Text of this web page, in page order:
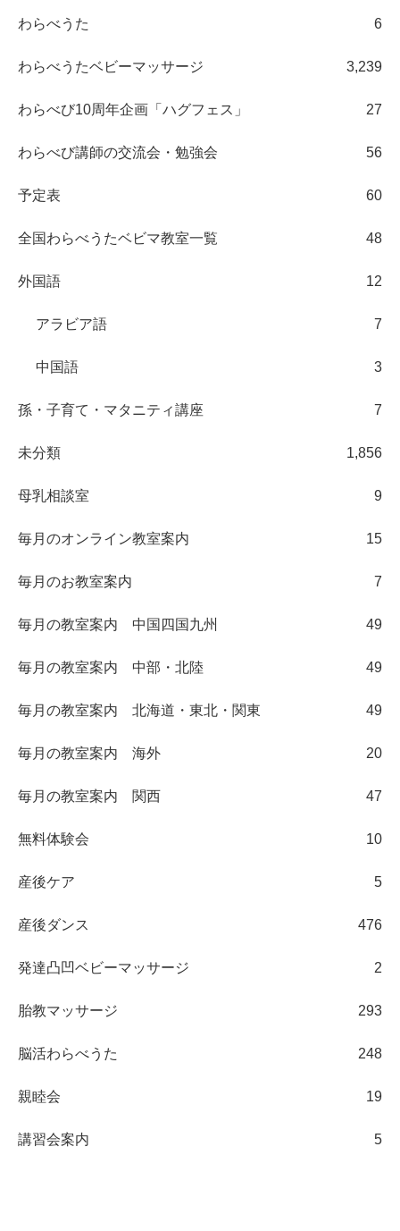
わらべうた 6
わらべうたベビーマッサージ 3,239
わらべび10周年企画「ハグフェス」 27
わらべび講師の交流会・勉強会 56
予定表 60
全国わらべうたベビマ教室一覧 48
外国語 12
アラビア語 7
中国語 3
孫・子育て・マタニティ講座 7
未分類 1,856
母乳相談室 9
毎月のオンライン教室案内 15
毎月のお教室案内 7
毎月の教室案内 中国四国九州 49
毎月の教室案内 中部・北陸 49
毎月の教室案内 北海道・東北・関東 49
毎月の教室案内 海外 20
毎月の教室案内 関西 47
無料体験会 10
産後ケア 5
産後ダンス 476
発達凸凹ベビーマッサージ 2
胎教マッサージ 293
脳活わらべうた 248
親睦会 19
講習会案内 5